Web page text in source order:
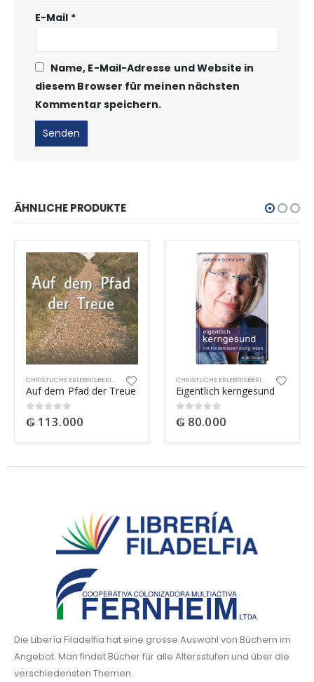
E-Mail *
Name, E-Mail-Adresse und Website in
diesem Browser für meinen nächsten
Kommentar speichern.
ÄHNLICHE PRODUKTE
CHRISTLICHE ERLEBNISBERICHTE
Auf dem Pfad der Treue
0out of 5
₲ 113.000
CHRISTLICHE ERLEBNISBERICHTE
Eigentlich kerngesund
0out of 5
₲ 80.000
Die Libería Filadelfia hat eine grosse Auswahl von Büchern im
Angebot. Man findet Bücher für alle Altersstufen und über die
verschiedensten Themen.